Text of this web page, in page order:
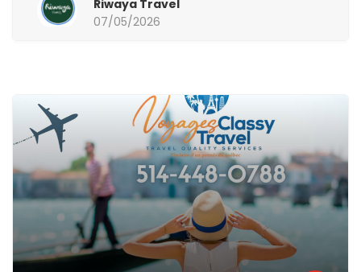
Riwaya Travel
07/05/2026